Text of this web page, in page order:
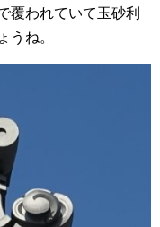
覆われていて玉砂利
うね。